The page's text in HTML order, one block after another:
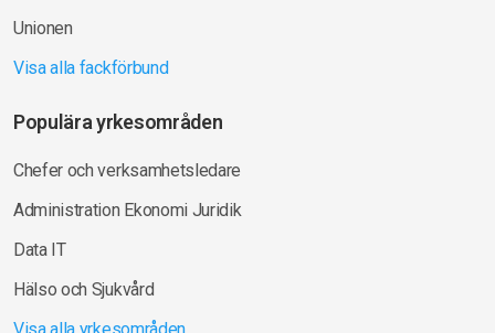
Unionen
Visa alla fackförbund
Populära yrkesområden
Chefer och verksamhetsledare
Administration Ekonomi Juridik
Data IT
Hälso och Sjukvård